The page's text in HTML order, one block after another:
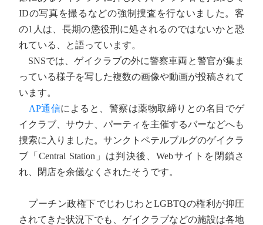
IDの写真を撮るなどの強制捜査を行ないました。客
の1人は、長期の懲役刑に処されるのではないかと恐
れている、と語っています。
SNSでは、ゲイクラブの外に警察車両と警官が集ま
っている様子を写した複数の画像や動画が投稿されて
います。
AP通信によると、警察は薬物取締りとの名目でゲ
イクラブ、サウナ、パーティを主催するバーなどへも
捜索に入りました。サンクトペテルブルグのゲイクラ
ブ「Central Station」は判決後、Webサイトを閉鎖さ
れ、閉店を余儀なくされたそうです。
プーチン政権下でじわじわとLGBTQの権利が抑圧
されてきた状況下でも、ゲイクラブなどの施設は各地